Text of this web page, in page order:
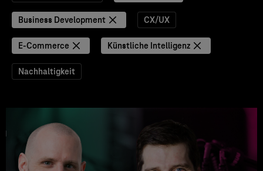
Business Development CX/UX
E-Commerce Künstliche Intelligenz
Nachhaltigkeit